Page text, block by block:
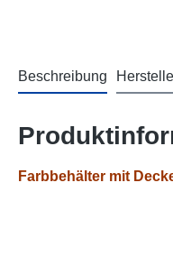
Beschreibung
Farbbehälter mit